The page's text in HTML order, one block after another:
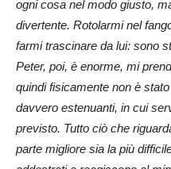
ogni cosa nel modo giusto,
divertente. Rotolarmi nel
farmi trascinare da lui: sono
Peter, poi, è enorme, mi
quindi fisicamente non è
davvero estenuanti, in cui
previsto. Tutto ciò che
parte migliore sia la più